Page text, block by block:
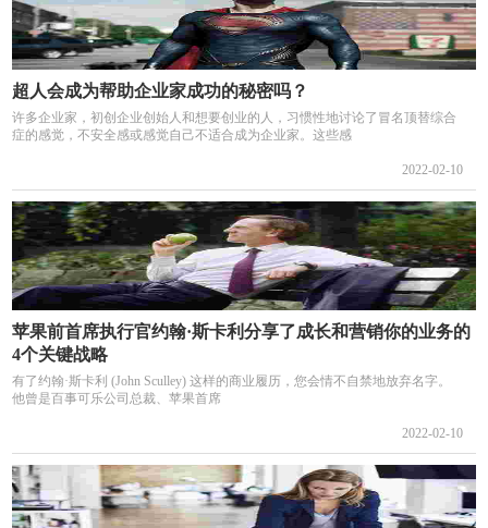
超人会成为帮助企业家成功的秘密吗？
许多企业家，初创企业创始人和想要创业的人，习惯性地讨论了冒名顶替综合
症的感觉，不安全感或感觉自己不适合成为企业家。这些感
2022-02-10
苹果前首席执行官约翰·斯卡利分享了成长和营销你的业务的
4个关键战略
有了约翰·斯卡利 (John Sculley) 这样的商业履历，您会情不自禁地放弃名字。
他曾是百事可乐公司总裁、苹果首席
2022-02-10